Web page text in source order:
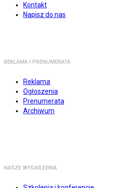
Kontakt
Napisz do nas
REKLAMA I PRENUMERATA
Reklama
Ogłoszenia
Prenumerata
Archiwum
NASZE WYDARZENIA